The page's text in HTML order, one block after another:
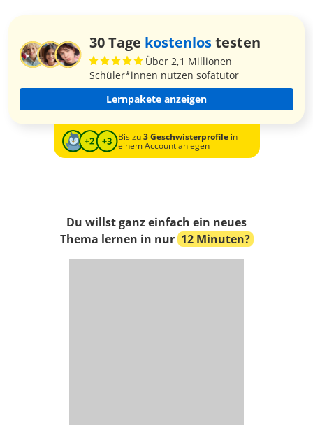
30 Tage kostenlostesten
Über 2,1 Millionen
Schüler*innen nutzen sofatutor
Lernpakete anzeigen
Bis zu3 Geschwisterprofilein
einem Account anlegen
Du willst ganz einfach ein neues
Thema lernen in nur 12 Minuten?